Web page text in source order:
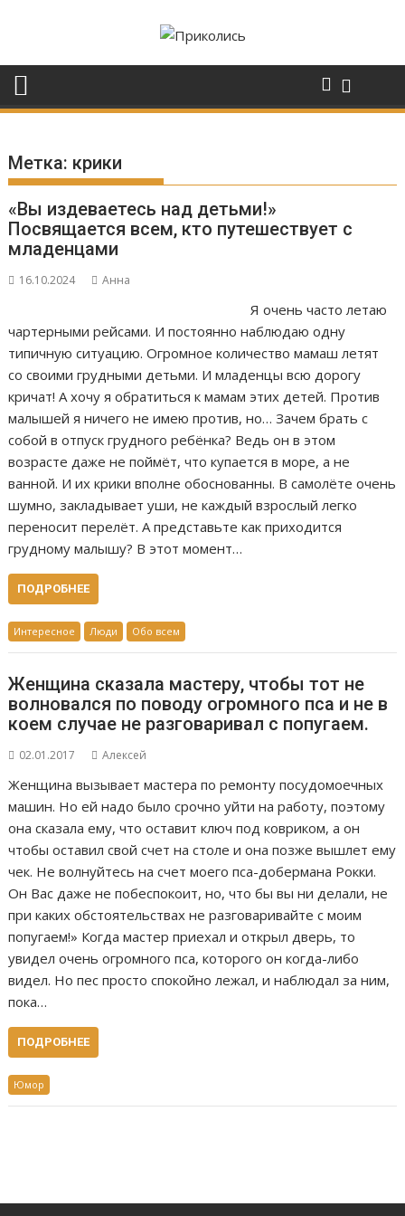
Метка: крики
«Вы издеваетесь над детьми!»
Посвящается всем, кто путешествует с
младенцами
16.10.2024 Анна
Я очень часто летаю
чартерными рейсами. И постоянно наблюдаю одну
типичную ситуацию. Огромное количество мамаш летят
со своими грудными детьми. И младенцы всю дорогу
кричат! А хочу я обратиться к мамам этих детей. Против
малышей я ничего не имею против, но… Зачем брать с
собой в отпуск грудного ребёнка? Ведь он в этом
возрасте даже не поймёт, что купается в море, а не
ванной. И их крики вполне обоснованны. В самолёте очень
шумно, закладывает уши, не каждый взрослый легко
переносит перелёт. А представьте как приходится
грудному малышу? В этот момент…
ПОДРОБНЕЕ
Интересное Люди Обо всем
Женщина сказала мастеру, чтобы тот не
волновался по поводу огромного пса и не в
коем случае не разговаривал с попугаем.
02.01.2017 Алексей
Женщина вызывает мастера по ремонту посудомоечных
машин. Но ей надо было срочно уйти на работу, поэтому
она сказала ему, что оставит ключ под ковриком, а он
чтобы оставил свой счет на столе и она позже вышлет ему
чек. Не волнуйтесь на счет моего пса-добермана Рокки.
Он Вас даже не побеспокоит, но, что бы вы ни делали, не
при каких обстоятельствах не разговаривайте с моим
попугаем!» Когда мастер приехал и открыл дверь, то
увидел очень огромного пса, которого он когда-либо
видел. Но пес просто спокойно лежал, и наблюдал за ним,
пока…
ПОДРОБНЕЕ
Юмор